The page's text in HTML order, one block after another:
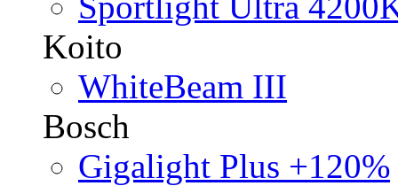
Koito
WhiteBeam III
Bosch
Gigalight Plus +120%